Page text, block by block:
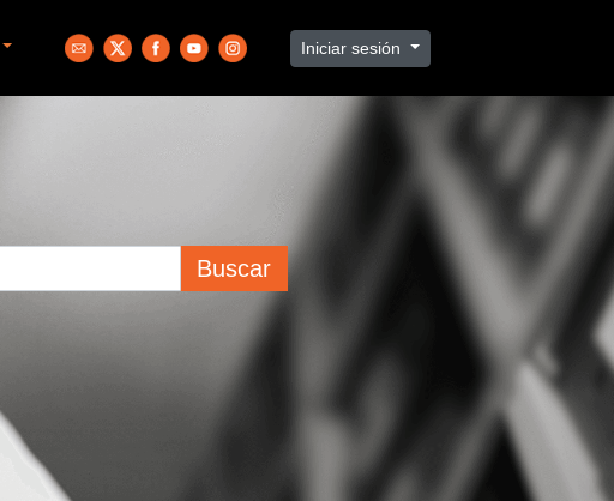
Iniciar sesión
Buscar